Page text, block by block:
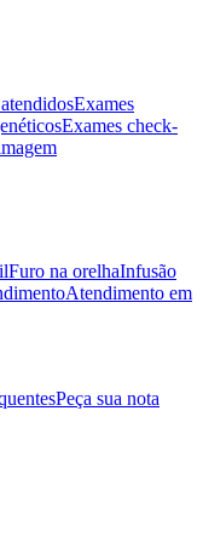
Exames
Exames check-
Furo na orelhaInfusão
Atendimento em
Peça sua nota